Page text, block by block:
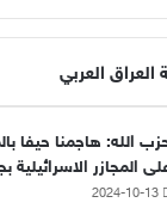
ي
س
ب
و
ك
X
Y
u
T
العربي
الله: هاجمنا حيفا
المجازر الاسرائيلية
2024-10-13